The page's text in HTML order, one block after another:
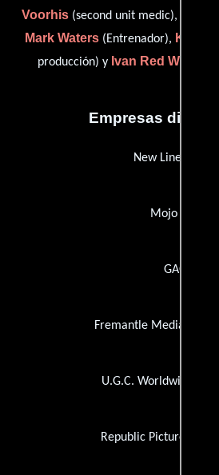
Voorhis (second unit medic),
Mark Waters (Entrenador), Kim
producción) y Ivan Red
Empresas
New Line Cinema
Mojo Films
GAGA
Fremantle Media North
U.G.C. Worldwide
Republic Pictures